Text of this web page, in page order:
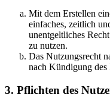
Mit dem Erstellen
einfaches, zeitlich
unentgeltliches
zu nutzen.
Das Nutzungsrecht
nach Kündigung des
3. Pflichten des